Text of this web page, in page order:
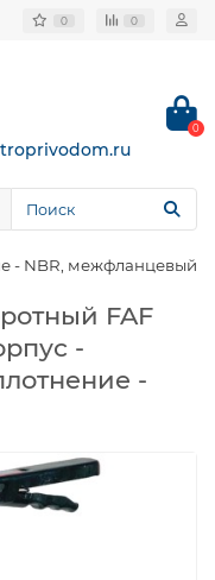
0 0
0
- NBR, межфланцевый
FAF
-
-